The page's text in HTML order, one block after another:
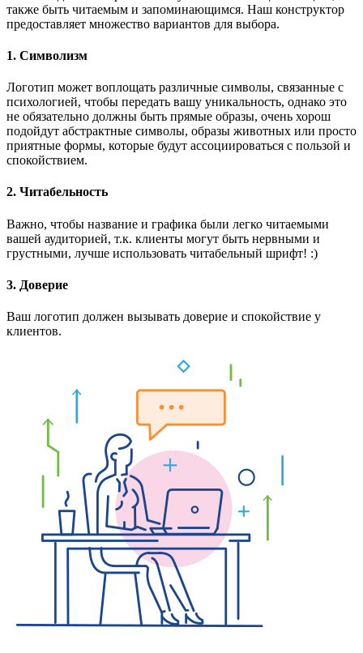
также быть читаемым и запоминающимся. Наш конструктор
предоставляет множество вариантов для выбора.
1. Символизм
Логотип может воплощать различные символы, связанные с
психологией, чтобы передать вашу уникальность, однако это
не обязательно должны быть прямые образы, очень хорош
подойдут абстрактные символы, образы животных или просто
приятные формы, которые будут ассоциироваться с пользой и
спокойствием.
2. Читабельность
Важно, чтобы название и графика были легко читаемыми
вашей аудиторией, т.к. клиенты могут быть нервными и
грустными, лучше использовать читабельный шрифт! :)
3. Доверие
Ваш логотип должен вызывать доверие и спокойствие у
клиентов.